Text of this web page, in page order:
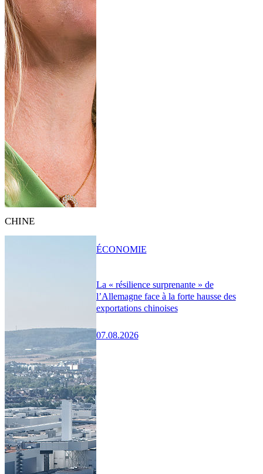
CHINE
La « résilience surprenante » de
l’Allemagne face à la forte hausse des
exportations chinoises
07.08.2026
ÉCONOMIE